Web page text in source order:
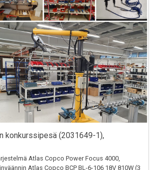
konkurssipesä (2031649-1),
Atlas Copco Power Focus 4000,
Atlas Copco BCP BL-6-106 18V 810W (3